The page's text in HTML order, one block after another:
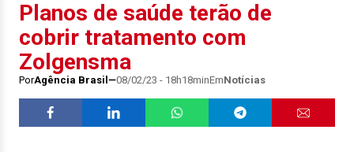
Planos de saúde terão de
cobrir tratamento com
Zolgensma
PorAgência Brasil 08/02/23 - 18h18minEmNotícias